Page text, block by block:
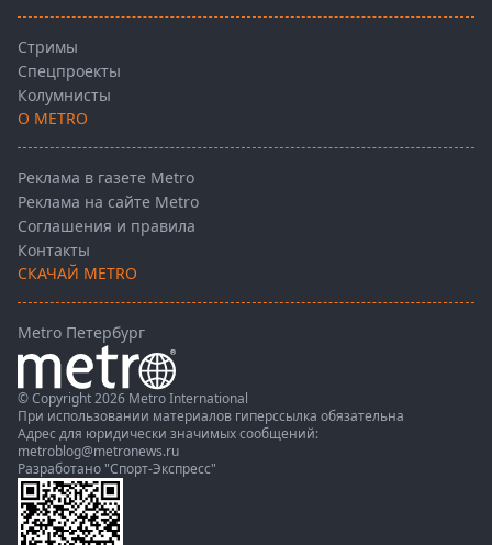
Стримы
Спецпроекты
Колумнисты
О METRO
Реклама в газете Metro
Реклама на сайте Metro
Соглашения и правила
Контакты
СКАЧАЙ METRO
Metro Петербург
© Copyright 2026 Metro International
При использовании материалов гиперссылка обязательна
Адрес для юридически значимых сообщений:
metroblog@metronews.ru
Разработано "Спорт-Экспресс"